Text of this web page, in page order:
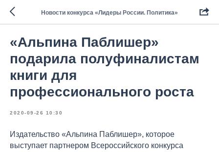
Новости конкурса «Лидеры России. Политика»
«Альпина Паблишер»
подарила полуфиналистам
книги для
профессионального роста
2020-09-26 10:30
Издательство «Альпина Паблишер», которое
выступает партнером Всероссийского конкурса